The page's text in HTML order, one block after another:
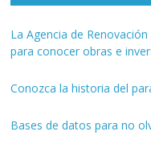
La Agencia de
para conocer obras e
Conozca la historia del
Bases de datos para no